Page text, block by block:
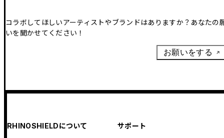
コラボしてほしいアーティストやブランドはありますか？あなたの
いを聞かせてください！
お願いをする
RHINOSHIELDについて サポート